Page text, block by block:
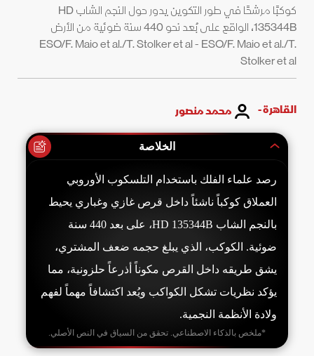
كوكبًا مرشحًا في طور التكوين يدور حول النجم الشاب HD
135344B، الواقع على بُعد نحو 440 سنة ضوئية من الأرض
ESO/F. Maio et al./T. Stolker et al - ESO/F. Maio et al./T.
Stolker et al
القاهرة - محمد منصور
الخلاصة
رصد علماء الفلك باستخدام التلسكوب الأوروبي
العملاق كوكباً ناشئاً داخل قرص غازي وغباري يحيط
بالنجم الشاب HD 135344B، على بعد 440 سنة
ضوئية. الكوكب، الذي يبلغ حجمه ضعف المشتري،
يشق طريقه داخل القرص مكوناً أذرعاً حلزونية، مما
يؤكد نظريات تشكل الكواكب ويُعد اكتشافاً مهماً لفهم
ولادة الأنظمة النجمية.
*ملخص بالذكاء الاصطناعي. تحقق من السياق في النص الأصلي.